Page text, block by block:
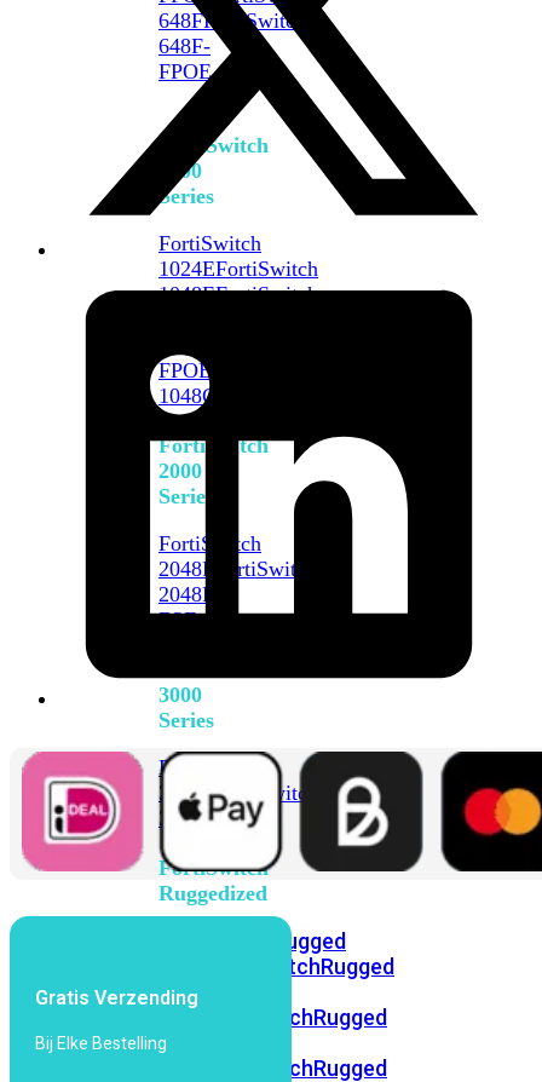
648FFortiSwitch
648F-
FPOE
FortiSwitch
1000
Series
FortiSwitch
1024EFortiSwitch
1048EFortiSwitch
FPOE
1048G
FortiSwitch
2000
Series
FortiSwitch
2048F
FortiSwitch
2048F-
B2F
3000
Series
FortiSwitch
3032EFortiSwitch
3032G
FortiSwitch
Ruggedized
FortiSwitchRugged
FortiSwitchRugged
112F-
FortiSwitchRugged
216F-
FortiSwitchRugged
Gratis Verzending
Bij Elke Bestelling